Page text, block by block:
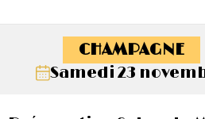
CHAMPAGNE
Samedi 23